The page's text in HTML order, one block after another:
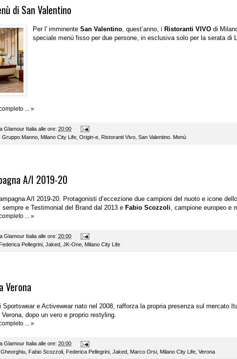
di San Valentino
Per l' imminenteSan Valentino, quest’anno, i Ristoranti VIVO di
speciale menù fisso per due persone, in esclusiva solo per la serata di
... »
Glamour Italia alle ore: 20:00
Gruppo Manno Milano City Life Origin-e Ristoranti Vivo San Valentino. Menù
A/I 2019-20
A/I 2019-20. Protagonisti d’eccezione due campioni del nuoto e icone
e Testimonial del Brand dal 2013 e Fabio Scozzoli , campione europeo e
... »
Glamour Italia alle ore: 20:00
Federica Pellegrini Jaked JK-One Milano City Life
Verona
e Activewear nato nel 2008, rafforza la propria presenza sul mercato
dopo un vero e proprio restyling.
... »
Glamour Italia alle ore: 20:00
Fabio Scozzoli Federica Pellegrini Jaked Marco Orsi Milano City Life Verona